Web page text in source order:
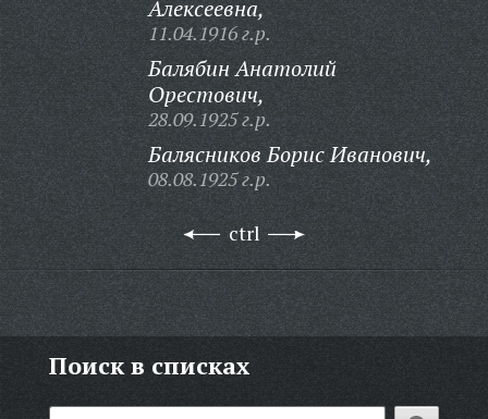
Алексеевна,
11.04.1916 г.р.
Балябин Анатолий
Орестович,
28.09.1925 г.р.
Балясников Борис Иванович,
08.08.1925 г.р.
ctrl
Поиск в списках